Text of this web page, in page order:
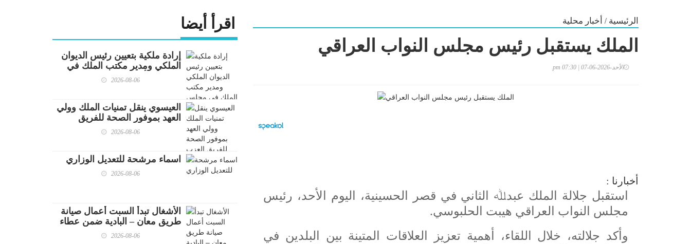
الرئيسية / أخبار محلية
الملك يستقبل رئيس مجلس النواب العراقي
الأحد-2026-06-07 | 07:30 pm
أخبارنا :
استقبل جلالة الملك عبدﷲ الثاني في قصر الحسينية، اليوم الأحد، رئيس
مجلس النواب العراقي هيبت الحلبوسي.
وأكد جلالته، خلال اللقاء، أهمية تعزيز العلاقات المتينة بين البلدين في
اقرأ أيضا
إرادة ملكية بتعيين رئيس الديوان
الملكي ومدير مكتب الملك في
مجلس الأمن القومي
2026-08-06
العيسوي ينقل تمنيات الملك وولي
العهد بموفور الصحة للفريق
العزب واللواء العبادي
2026-08-06
اسماء مرشحة للتعديل الوزاري
2026-08-06
الأشغال تبدأ السبت أعمال صيانة
طريق معان – البادية ضمن عطاء
صيانة طرق إقليم الجنوب
2026-08-06